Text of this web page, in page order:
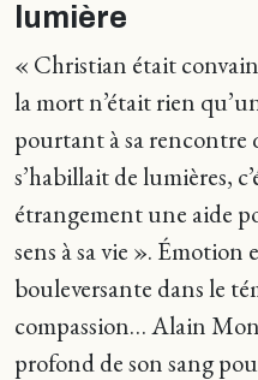
lumière
« Christian était
la mort n’était rien
pourtant à sa rencontre
s’habillait de lumières,
étrangement une aide
sens à sa vie ».
bouleversante dans le
compassion… Alain
profond de son sang